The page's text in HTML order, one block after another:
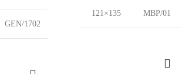
MBP/01
135×121
GEN/1702